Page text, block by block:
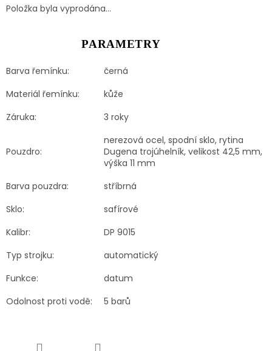
Položka byla vyprodána…
PARAMETRY
Barva řemínku:
černá
Materiál řemínku:
kůže
Záruka:
3 roky
Pouzdro:
nerezová ocel, spodní sklo, rytina
Dugena trojúhelník, velikost 42,5 mm,
výška 11 mm
Barva pouzdra:
stříbrná
Sklo:
safírové
Kalibr:
DP 9015
Typ strojku:
automatický
Funkce:
datum
Odolnost proti vodě:
5 barů